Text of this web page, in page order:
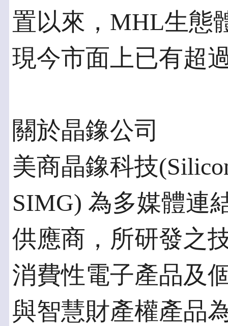
置以來，MHL生態
現今市面上已有超
關於晶鐌公司
美商晶鐌科技
SIMG) 為多媒體連
供應商，所研發之
消費性電子產品及
與智慧財產權產品